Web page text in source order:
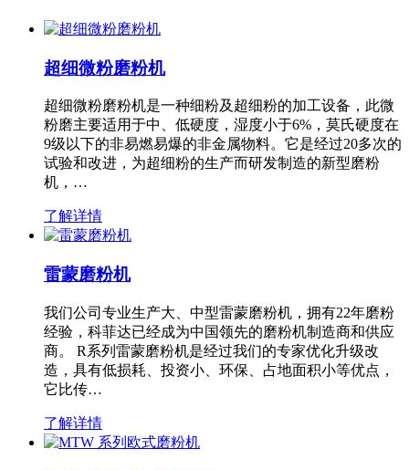
超细微粉磨粉机
超细微粉磨粉机是一种细粉及超细粉的加工设备，此微
粉磨主要适用于中、低硬度，湿度小于6%，莫氏硬度在
9级以下的非易燃易爆的非金属物料。它是经过20多次的
试验和改进，为超细粉的生产而研发制造的新型磨粉
机，…
了解详情
雷蒙磨粉机
我们公司专业生产大、中型雷蒙磨粉机，拥有22年磨粉
经验，科菲达已经成为中国领先的磨粉机制造商和供应
商。 R系列雷蒙磨粉机是经过我们的专家优化升级改
造，具有低损耗、投资小、环保、占地面积小等优点，
它比传…
了解详情